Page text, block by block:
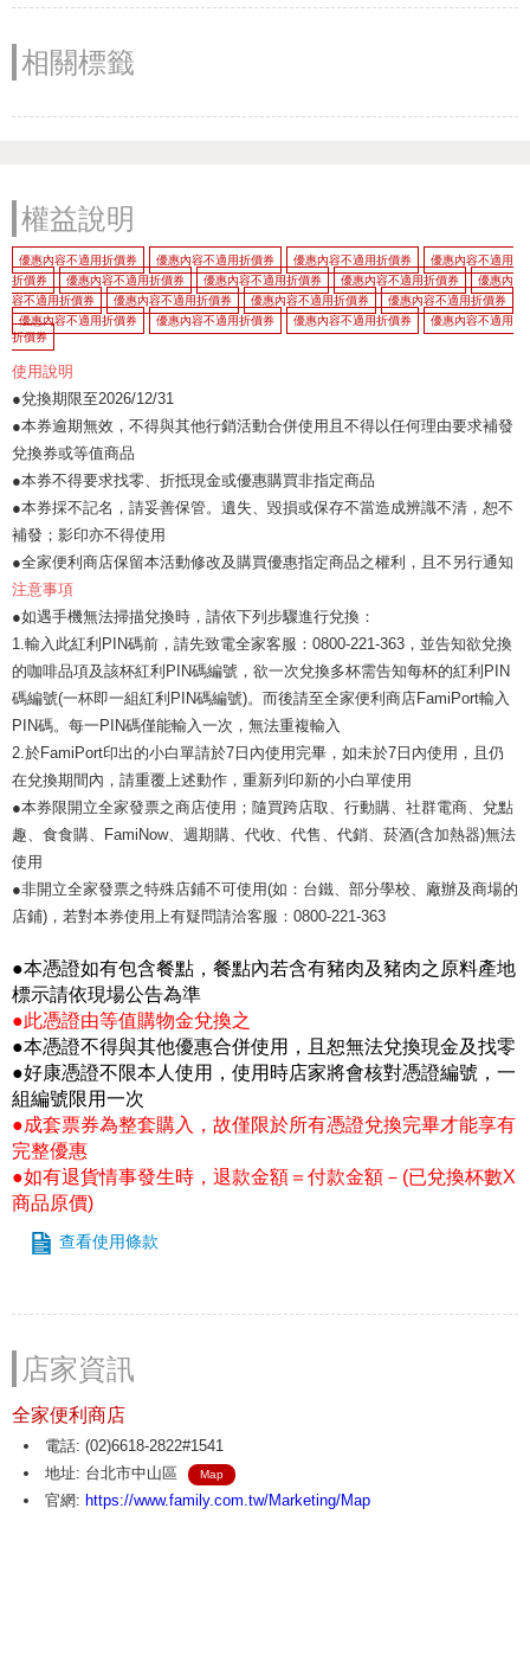
相關標籤
權益說明
優惠內容不適用折價券 優惠內容不適用折價券 優惠內容不適用折價券
優惠內容不適用
折價券
優惠內容不適用折價券 優惠內容不適用折價券 優惠內容不適用折價券
優惠內
容不適用折價券
優惠內容不適用折價券 優惠內容不適用折價券
優惠內容不適用折價券
優惠內容不適用折價券
優惠內容不適用折價券 優惠內容不適用折價券
優惠內容不適用
折價券
使用說明
●兌換期限至2026/12/31
●本券逾期無效，不得與其他行銷活動合併使用且不得以任何理由要求補發
兌換券或等值商品
●本券不得要求找零、折抵現金或優惠購買非指定商品
●本券採不記名，請妥善保管。遺失、毀損或保存不當造成辨識不清，恕不
補發；影印亦不得使用
●全家便利商店保留本活動修改及購買優惠指定商品之權利，且不另行通知
注意事項
●如遇手機無法掃描兌換時，請依下列步驟進行兌換：
1.輸入此紅利PIN碼前，請先致電全家客服：0800-221-363，並告知欲兌換
的咖啡品項及該杯紅利PIN碼編號，欲一次兌換多杯需告知每杯的紅利PIN
碼編號(一杯即一組紅利PIN碼編號)。而後請至全家便利商店FamiPort輸入
PIN碼。每一PIN碼僅能輸入一次，無法重複輸入
2.於FamiPort印出的小白單請於7日內使用完畢，如未於7日內使用，且仍
在兌換期間內，請重覆上述動作，重新列印新的小白單使用
●本券限開立全家發票之商店使用；隨買跨店取、行動購、社群電商、兌點
趣、食食購、FamiNow、週期購、代收、代售、代銷、菸酒(含加熱器)無法
使用
●非開立全家發票之特殊店鋪不可使用(如：台鐵、部分學校、廠辦及商場的
店鋪)，若對本券使用上有疑問請洽客服：0800-221-363
●本憑證如有包含餐點，餐點內若含有豬肉及豬肉之原料產地
標示請依現場公告為準
●此憑證由等值購物金兌換之
●本憑證不得與其他優惠合併使用，且恕無法兌換現金及找零
●好康憑證不限本人使用，使用時店家將會核對憑證編號，一
組編號限用一次
●成套票券為整套購入，故僅限於所有憑證兌換完畢才能享有
完整優惠
●如有退貨情事發生時，退款金額＝付款金額－(已兌換杯數X
商品原價)
查看使用條款
店家資訊
全家便利商店
電話: (02)6618-2822#1541
地址: 台北市中山區
Map
官網: https://www.family.com.tw/Marketing/Map